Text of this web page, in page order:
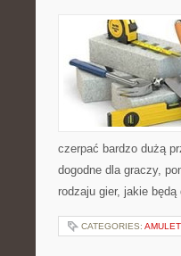
czerpać bardzo dużą
dogodne dla graczy,
rodzaju gier, jakie
CATEGORIES: